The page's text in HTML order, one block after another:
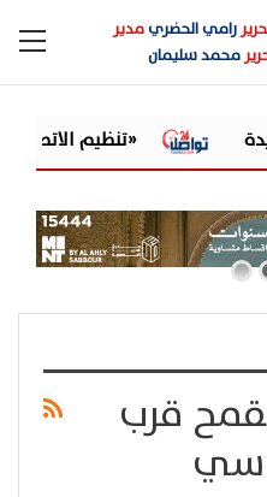
رامي الحضريمدير
محمد سليمان
«تنظيم الاتصالات»
قرب